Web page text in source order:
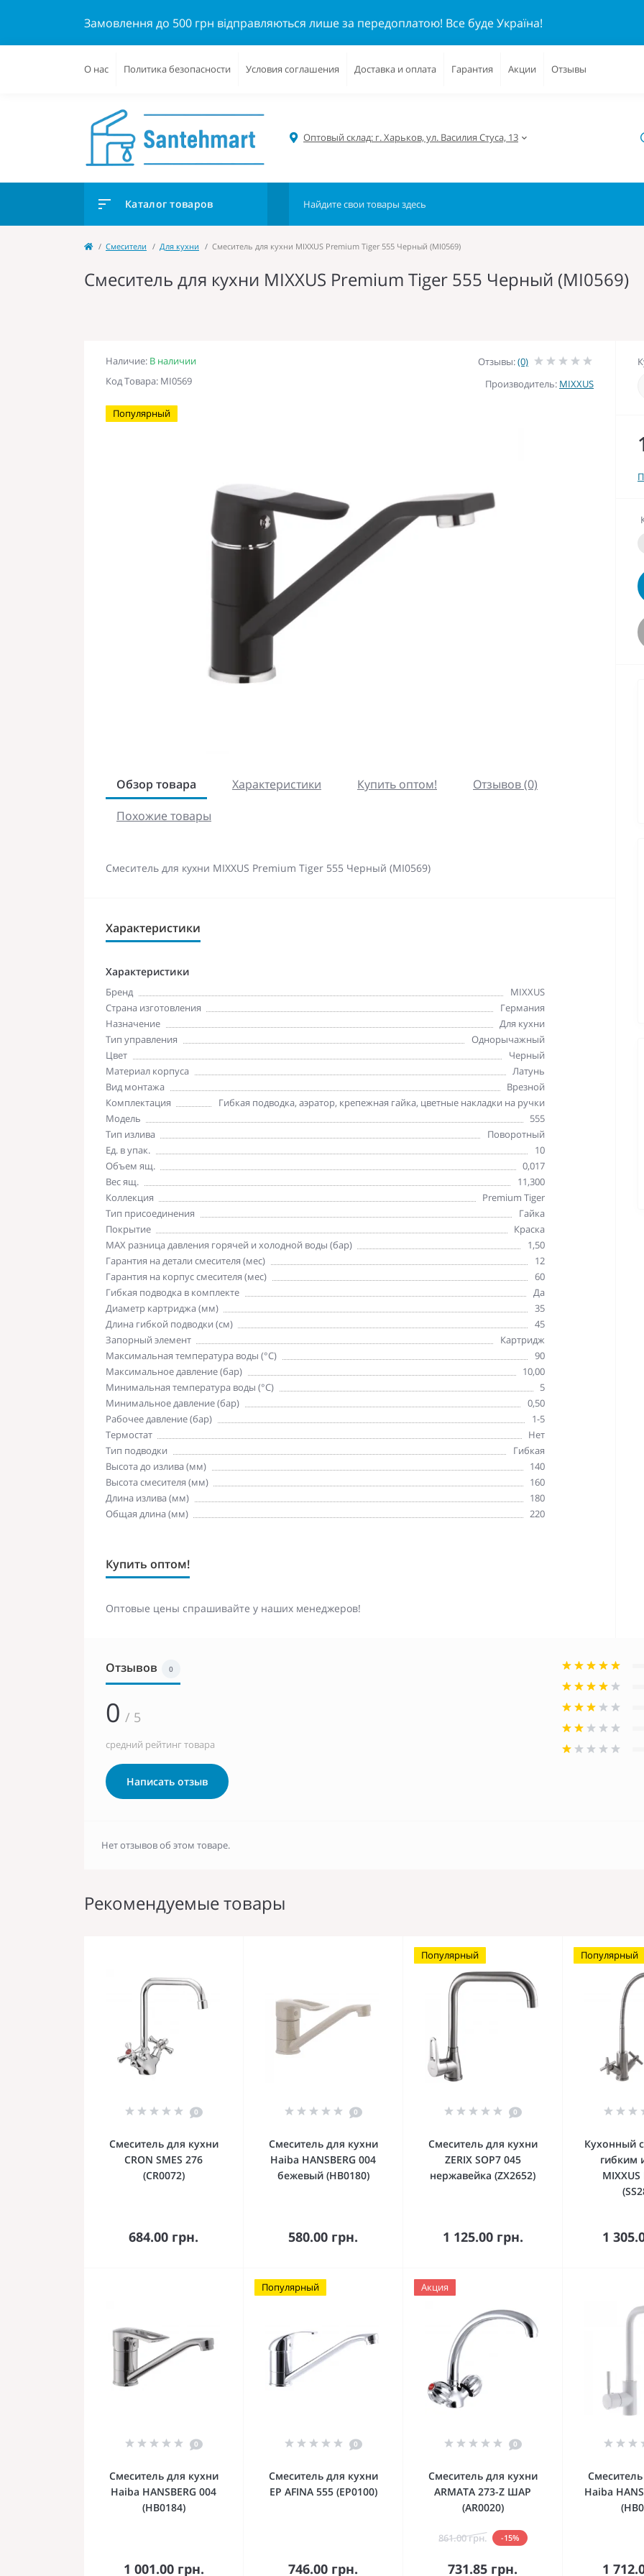
Замовлення до 500 грн відправляються лише за передоплатою! Все буде Україна!
О нас Политика безопасности Условия соглашения Доставка и оплата Гарантия Акции Отзывы
Оптовый склад: г. Харьков, ул. Василия Стуса, 13
Каталог товаров
Cмесители Для кухни Смеситель для кухни MIXXUS Premium Tiger 555 Черный (MI0569)
Смеситель для кухни MIXXUS Premium Tiger 555 Черный (MI0569)
Наличие: В наличии
Код Товара: MI0569
Отзывы:(0)
Производитель: MIXXUS
Популярный
Обзор товара Характеристики Купить оптом!
Отзывов (0)
Похожие товары
Смеситель для кухни MIXXUS Premium Tiger 555 Черный (MI0569)
Характеристики
Характеристики
Бренд
MIXXUS
Страна изготовления
Германия
Назначение
Для кухни
Тип управления
Однорычажный
Цвет
Черный
Материал корпуса
Латунь
Вид монтажа
Врезной
Комплектация
Гибкая подводка, аэратор, крепежная гайка, цветные накладки на ручки
Модель
555
Тип излива
Поворотный
Ед. в упак.
10
Объем ящ.
0,017
Вес ящ.
11,300
Коллекция
Premium Tiger
Тип присоединения
Гайка
Покрытие
Краска
MAX разница давления горячей и холодной воды (бар)
1,50
Гарантия на детали смесителя (мес)
12
Гарантия на корпус смесителя (мес)
60
Гибкая подводка в комплекте
Да
Диаметр картриджа (мм)
35
Длина гибкой подводки (см)
45
Запорный элемент
Картридж
Максимальная температура воды (°C)
90
Максимальное давление (бар)
10,00
Минимальная температура воды (°C)
5
Минимальное давление (бар)
0,50
Рабочее давление (бар)
1-5
Термостат
Нет
Тип подводки
Гибкая
Высота до излива (мм)
140
Высота смесителя (мм)
160
Длина излива (мм)
180
Общая длина (мм)
220
Купить оптом!
Оптовые цены спрашивайте у наших менеджеров!
Отзывов 0
0 / 5
средний рейтинг товара
Написать отзыв
Нет отзывов об этом товаре.
Рекомендуемые товары
0
Смеситель для кухни
CRON SMES 276
(CR0072)
684.00 грн.
В корзину
0
Смеситель для кухни
Haiba HANSBERG 004
бежевый (HB0180)
580.00 грн.
В корзину
Популярный
0
Смеситель для кухни
ZERIX SOP7 045
нержавейка (ZX2652)
1 125.00 грн.
В корзину
Популярный
Кухонный
гибким
MIXXUS
1 В
0
Смеситель для кухни
Haiba HANSBERG 004
(HB0184)
1 001.00 грн.
В корзину
Популярный
0
Смеситель для кухни
EP AFINA 555 (EP0100)
746.00 грн.
В корзину
Акция
0
Смеситель для кухни
ARMATA 273-Z ШАР
(AR0020)
861.00 грн. -15%
731.85 грн.
В корзину
Haiba
1 В